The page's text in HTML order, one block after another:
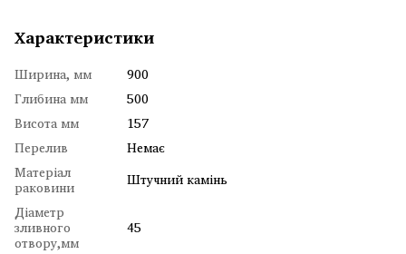
Характеристики
Ширина, мм
900
Глибина мм
500
Висота мм
157
Перелив
Немає
Матеріал
раковини
Штучний камінь
Діаметр
зливного
отвору,мм
45